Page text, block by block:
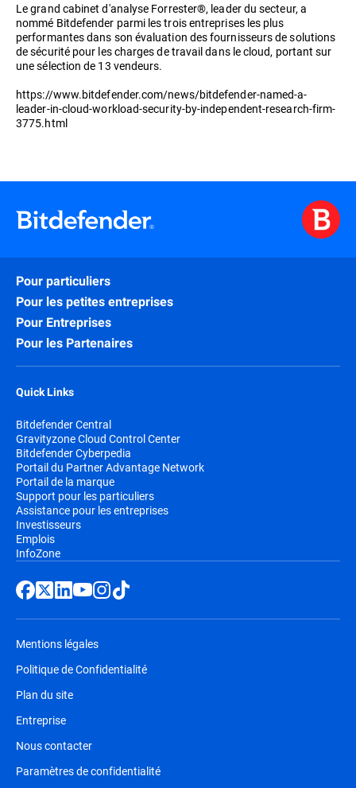
Le grand cabinet d'analyse Forrester®, leader du secteur, a
nommé Bitdefender parmi les trois entreprises les plus
performantes dans son évaluation des fournisseurs de solutions
de sécurité pour les charges de travail dans le cloud, portant sur
une sélection de 13 vendeurs.
https://www.bitdefender.com/news/bitdefender-named-a-
leader-in-cloud-workload-security-by-independent-research-firm-
3775.html
Pour particuliers
Pour les petites entreprises
Pour Entreprises
Pour les Partenaires
Quick Links
Bitdefender Central
Gravityzone Cloud Control Center
Bitdefender Cyberpedia
Portail du Partner Advantage Network
Portail de la marque
Support pour les particuliers
Assistance pour les entreprises
Investisseurs
Emplois
InfoZone
Mentions légales
Politique de Confidentialité
Plan du site
Entreprise
Nous contacter
Paramètres de confidentialité